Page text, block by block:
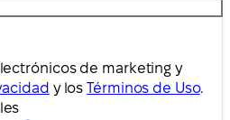
de marketing y
y losTérminos de Uso.